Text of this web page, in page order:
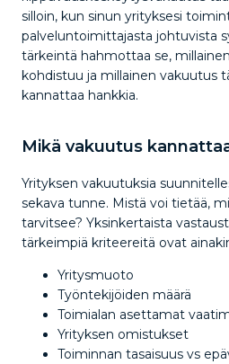
silloin, kun sinun yrityksesi
palveluntoimittajasta johtuvista
tärkeintä hahmottaa se,
kohdistuu ja millainen vakuutus
kannattaa hankkia.
Mikä vakuutus
Yrityksen vakuutuksia
sekava tunne. Mistä voi tietää,
tarvitsee? Yksinkertaista
tärkeimpiä kriteereitä ovat
Yritysmuoto
Työntekijöiden määrä
Toimialan asettamat
Yrityksen omistukset
Toiminnan tasaisuus vs